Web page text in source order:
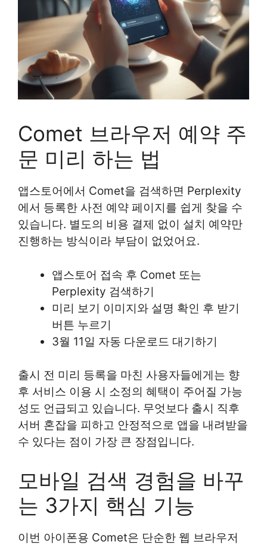
Comet 브라우저 예약 주
문 미리 하는 법
앱스토어에서 Comet을 검색하면 Perplexity
에서 등록한 사전 예약 페이지를 쉽게 찾을 수
있습니다. 별도의 비용 결제 없이 설치 예약만
진행하는 방식이라 부담이 없었어요.
앱스토어 접속 후 Comet 또는
Perplexity 검색하기
미리 보기 이미지와 설명 확인 후 받기
버튼 누르기
3월 11일 자동 다운로드 대기하기
출시 전 미리 등록을 마친 사용자들에게는 향
후 서비스 이용 시 소정의 혜택이 주어질 가능
성도 언급되고 있습니다. 무엇보다 출시 직후
서버 혼잡을 피하고 안정적으로 앱을 내려받을
수 있다는 점이 가장 큰 장점입니다.
모바일 검색 경험을 바꾸
는 3가지 핵심 기능
이번 아이폰용 Comet은 단순한 웹 브라우저